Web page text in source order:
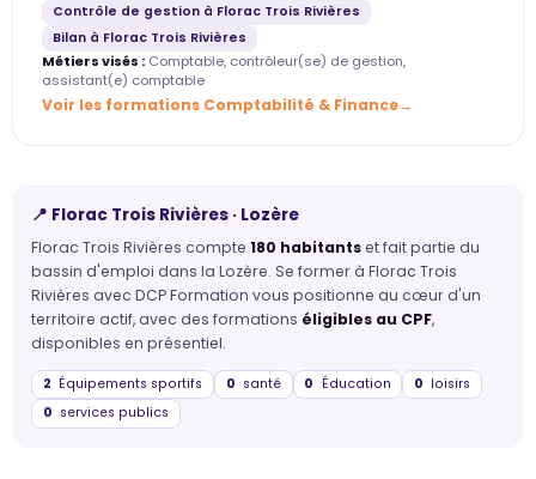
Contrôle de gestion à Florac Trois Rivières
Bilan à Florac Trois Rivières
Métiers visés : Comptable, contrôleur(se) de gestion,
assistant(e) comptable
Voir les formations Comptabilité & Finance
📍 Florac Trois Rivières · Lozère
Florac Trois Rivières compte 180 habitantset fait partie du
bassin d'emploi dans la Lozère. Se former à Florac Trois
Rivières avec DCP Formation vous positionne au cœur d'un
territoire actif, avec des formations éligibles au CPF,
disponibles en présentiel.
2 Équipements sportifs 0 santé 0 Éducation 0 loisirs
0 services publics